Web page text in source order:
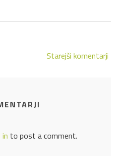
Starejši komentarji
to post a comment.